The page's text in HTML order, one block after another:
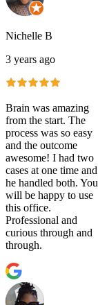
Nichelle B
3 years ago
Brain was amazing
from the start. The
process was so easy
and the outcome
awesome! I had two
cases at one time and
he handled both. You
will be happy to use
this office.
Professional and
curious through and
through.